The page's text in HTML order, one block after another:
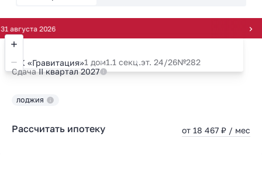
2026
ЖК «Гравитация»1 дом1.1 секц.эт. 24/26№282
СдачаII квартал 2027
ЛОДЖИЯ
Рассчитать ипотеку от 18 467 ₽ / мес